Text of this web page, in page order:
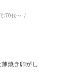
:70代～
焼き卵がし